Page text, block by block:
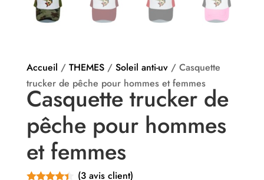
Accueil / THEMES/ Soleil anti-uv/ Casquette
trucker de pêche pour hommes et femmes
Casquette trucker de
pêche pour hommes
et femmes
(3 avis client)